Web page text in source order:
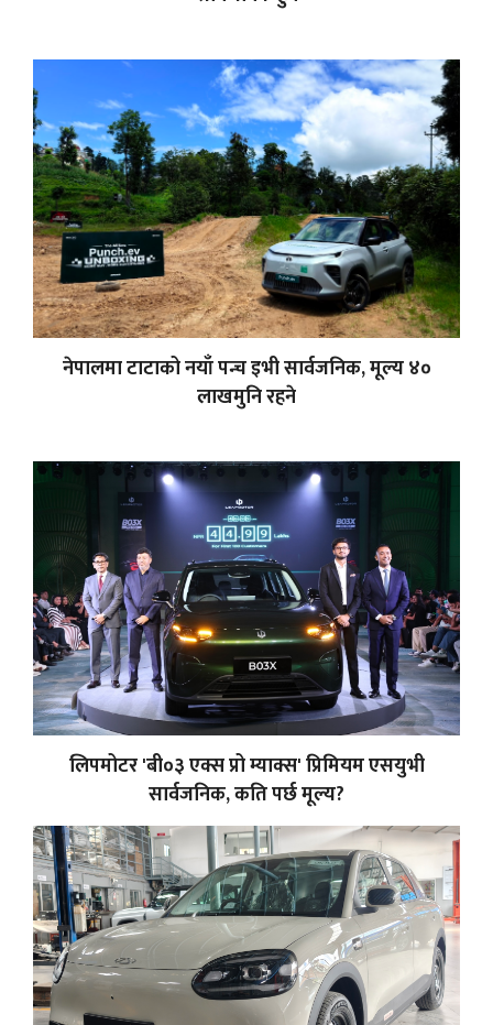
नेपालमा टाटाको नयाँ पन्च इभी सार्वजनिक, मूल्य ४०
लाखमुनि रहने
लिपमोटर 'बी०३ एक्स प्रो म्याक्स' प्रिमियम एसयुभी
सार्वजनिक, कति पर्छ मूल्य?